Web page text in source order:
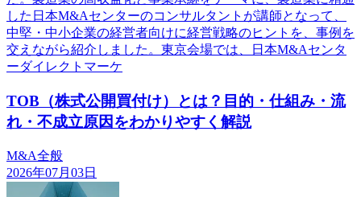
した日本M&Aセンターのコンサルタントが講師となって、
中堅・中小企業の経営者向けに経営戦略のヒントを、事例を
交えながら紹介しました。東京会場では、日本M&Aセンタ
ーダイレクトマーケ
TOB（株式公開買付け）とは？目的・仕組み・流
れ・不成立原因をわかりやすく解説
M&A全般
2026年07月03日